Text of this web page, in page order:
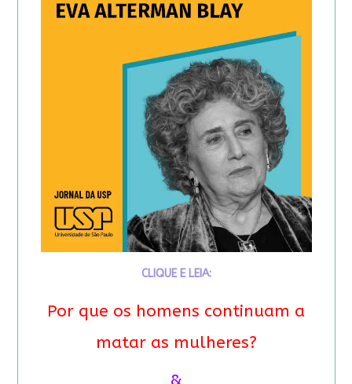
CLIQUE E LEIA:
Por que os homens continuam a
matar as mulheres?